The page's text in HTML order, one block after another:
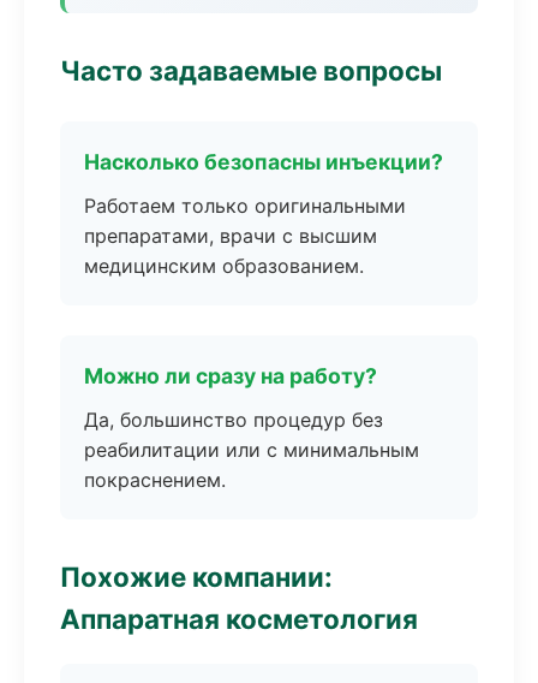
Часто задаваемые вопросы
Насколько безопасны инъекции?
Работаем только оригинальными
препаратами, врачи с высшим
медицинским образованием.
Можно ли сразу на работу?
Да, большинство процедур без
реабилитации или с минимальным
покраснением.
Похожие компании:
Аппаратная косметология